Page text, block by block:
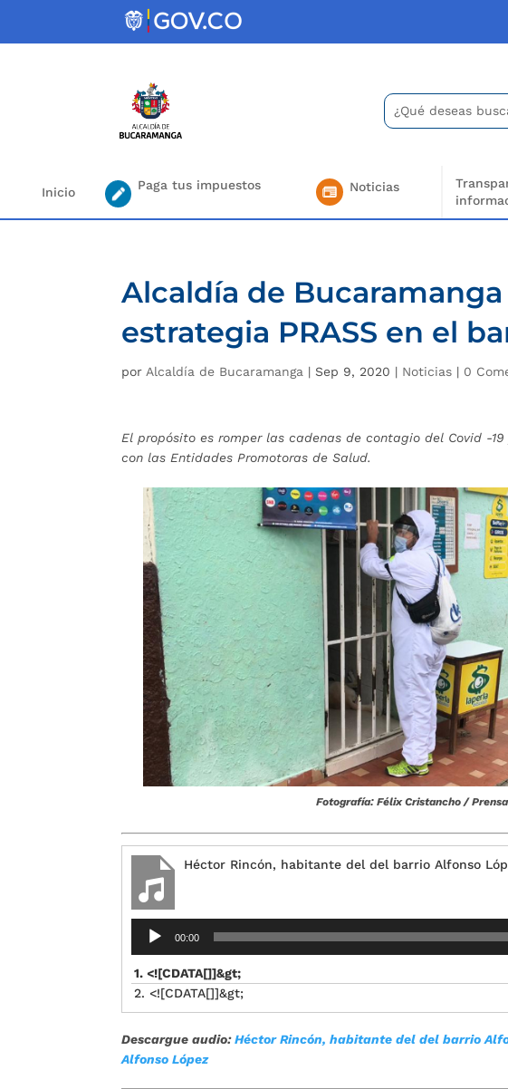
Buscar:
Search
for...
Inicio Paga tus impuestos Noticias
Alcaldía de
estrategia PRASS en el
por Alcaldía de Bucaramanga | Sep 9, 2020 | Noticias | 0
El propósito es romper las cadenas de contagio del Covid -
con las Entidades Promotoras de Salud.
Fotografía: Félix Cristancho /
Héctor Rincón, habitante del del barrio Alfonso
Reproductor
00:00
1. <![CDATA[]]&gt;
2. <![CDATA[]]&gt;
Descargue audio:Héctor Rincón, habitante del del barrio
Alfonso López